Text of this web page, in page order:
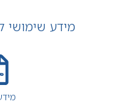
מידע שימושי